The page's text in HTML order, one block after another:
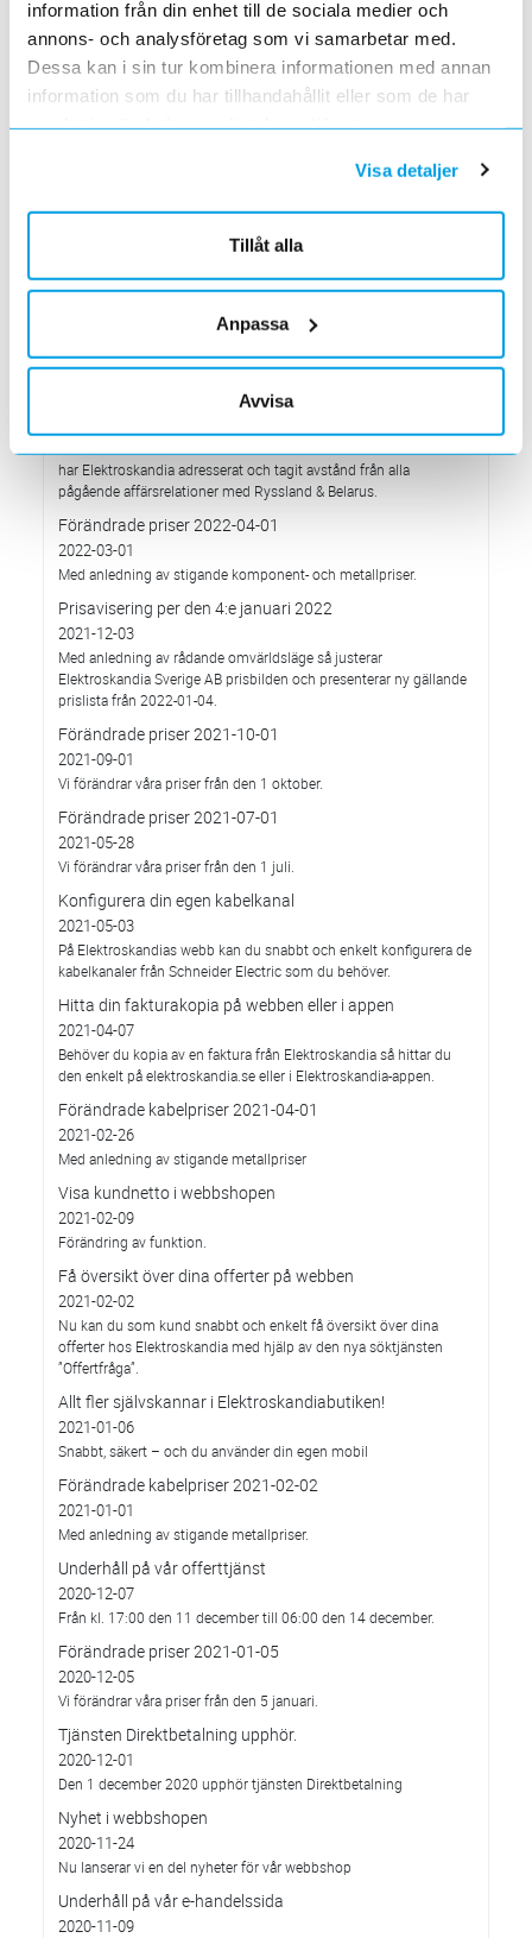
information från din enhet till de sociala medier och
annons- och analysföretag som vi samarbetar med.
Dessa kan i sin tur kombinera informationen med annan
information som du har tillhandahållit eller som de har
samlat in när du har använt deras tjänster.
Visa detaljer
Tillåt alla
Anpassa
Avvisa
Den 1 juni har vi ny adress i Södertälje
Förändrade priser 2022-06-30
2022-05-27
Grundkurs för installatörer av Charge Amps produkter
2022-04-01
2022-03-31
Med anledning av stigande råvarupriser.
Ecovadis ger Elektroskandia högsta betyg inom
hållbarhetsarbete
Elektroskandia högsta möjliga betyg, Platina, för företagets
har Elektroskandia adresserat och tagit avstånd från alla
pågående affärsrelationer med Ryssland & Belarus.
Förändrade priser 2022-04-01
2022-03-01
Med anledning av stigande komponent- och metallpriser.
Prisavisering per den 4:e januari 2022
2021-12-03
Med anledning av rådande omvärldsläge så justerar
Elektroskandia Sverige AB prisbilden och presenterar ny gällande
prislista från 2022-01-04.
Förändrade priser 2021-10-01
2021-09-01
Vi förändrar våra priser från den 1 oktober.
Förändrade priser 2021-07-01
2021-05-28
Vi förändrar våra priser från den 1 juli.
Konfigurera din egen kabelkanal
2021-05-03
På Elektroskandias webb kan du snabbt och enkelt konfigurera de
kabelkanaler från Schneider Electric som du behöver.
Hitta din fakturakopia på webben eller i appen
2021-04-07
Behöver du kopia av en faktura från Elektroskandia så hittar du
den enkelt på elektroskandia.se eller i Elektro­skandia-appen.
Förändrade kabelpriser 2021-04-01
2021-02-26
Med anledning av stigande metallpriser
Visa kundnetto i webbshopen
2021-02-09
Förändring av funktion.
Få översikt över dina offerter på webben
2021-02-02
Nu kan du som kund snabbt och enkelt få översikt över dina
offerter hos Elektroskandia med hjälp av den nya söktjänsten
”Offertfråga”.
Allt fler självskannar i Elektroskandiabutiken!
2021-01-06
Snabbt, säkert – och du använder din egen mobil
Förändrade kabelpriser 2021-02-02
2021-01-01
Med anledning av stigande metallpriser.
Underhåll på vår offerttjänst
2020-12-07
Från kl. 17:00 den 11 december till 06:00 den 14 december.
Förändrade priser 2021-01-05
2020-12-05
Vi förändrar våra priser från den 5 januari.
Tjänsten Direktbetalning upphör.
2020-12-01
Den 1 december 2020 upphör tjänsten Direktbetalning
Nyhet i webbshopen
2020-11-24
Nu lanserar vi en del nyheter för vår webbshop
Underhåll på vår e-handelssida
2020-11-09